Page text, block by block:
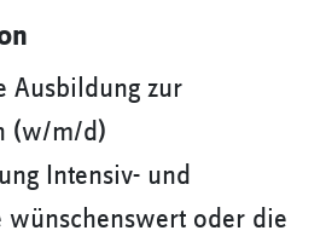
Ausbildung zur
(w/m/d)
Intensiv- und
wünschenswert oder die